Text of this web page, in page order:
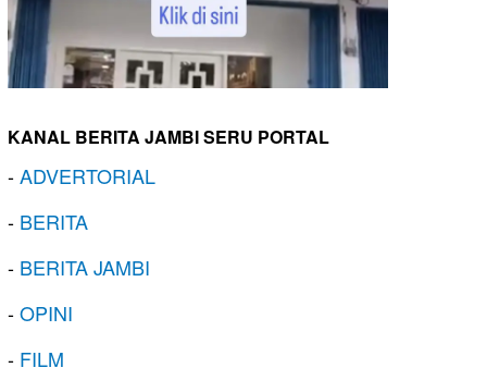
KANAL BERITA JAMBI SERU PORTAL
-ADVERTORIAL
- BERITA
- BERITA JAMBI
-OPINI
- FILM